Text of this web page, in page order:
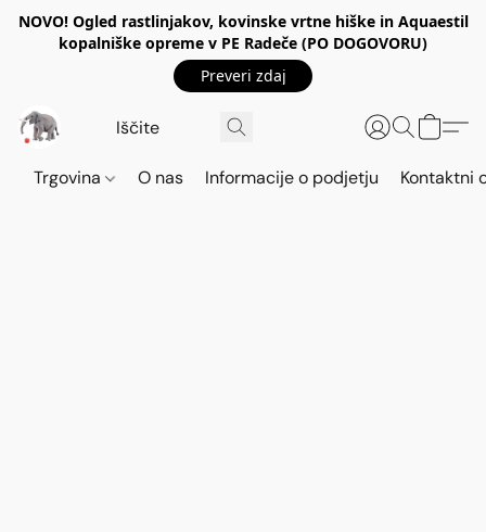
NOVO! Ogled rastlinjakov, kovinske vrtne hiške in Aquaestil
kopalniške opreme v PE Radeče (PO DOGOVORU)
Preveri zdaj
Trgovina O nas Informacije o podjetju Kontaktni